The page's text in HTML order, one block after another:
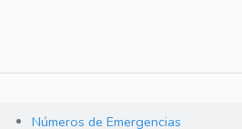
Números de Emergencias